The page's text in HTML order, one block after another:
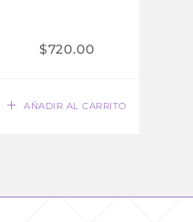
AÑADIR AL CARRITO
$720.00